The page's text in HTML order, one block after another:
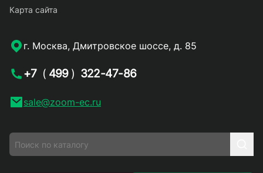
Карта сайта
г. Москва, Дмитровское шоссе, д. 85
+7 ( 499 ) 322-47-86
sale@zoom-ec.ru